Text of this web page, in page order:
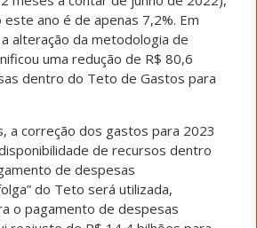
ano é de apenas 7,2%. Em
alteração da metodologia de
uma redução de R$ 80,6
dentro do Teto de Gastos para
a correção dos gastos para 2023
de recursos dentro
de despesas
do Teto será utilizada,
o pagamento de despesas